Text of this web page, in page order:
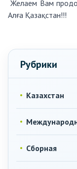
Желаем Вам
Алға Қазақстан!!!
Рубрики
Казахстан
Сборная